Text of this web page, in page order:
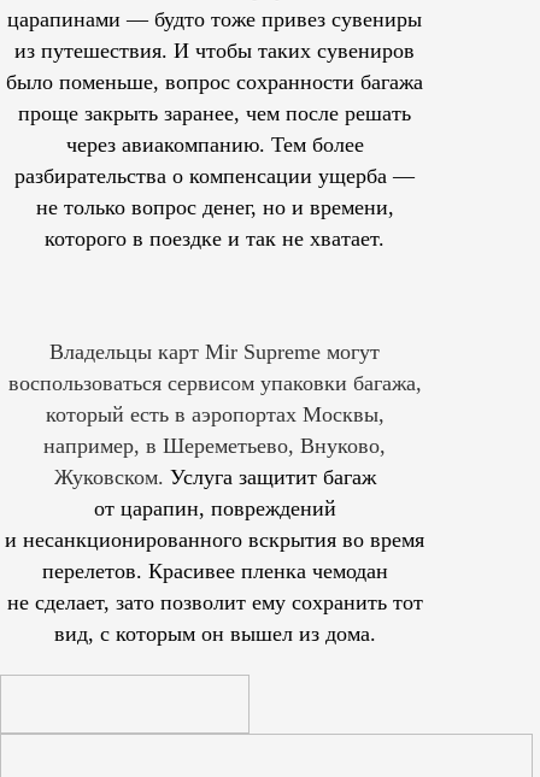
царапинами — будто тоже привез сувениры
из путешествия. И чтобы таких сувениров
было поменьше, вопрос сохранности багажа
проще закрыть заранее, чем после решать
через авиакомпанию. Тем более
разбирательства о компенсации ущерба —
не только вопрос денег, но и времени,
которого в поездке и так не хватает.
Владельцы карт Mir Supreme могут
воспользоваться сервисом упаковки багажа,
который есть в аэропортах Москвы,
например, в Шереметьево, Внуково,
Жуковском. Услуга защитит багаж
от царапин, повреждений
и несанкционированного вскрытия во время
перелетов. Красивее пленка чемодан
не сделает, зато позволит ему сохранить тот
вид, с которым он вышел из дома.